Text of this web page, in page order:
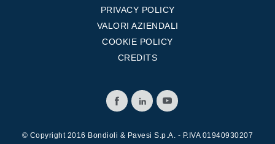
PRIVACY POLICY
VALORI AZIENDALI
COOKIE POLICY
CREDITS
© Copyright 2016 Bondioli & Pavesi S.p.A. - P.IVA 01940930207